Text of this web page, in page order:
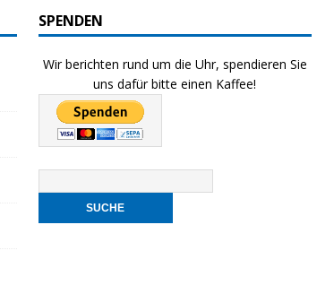
SPENDEN
Wir berichten rund um die Uhr, spendieren Sie
uns dafür bitte einen Kaffee!